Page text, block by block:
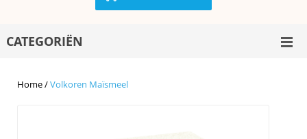
CATEGORIËN
Home/Volkoren Maïsmeel